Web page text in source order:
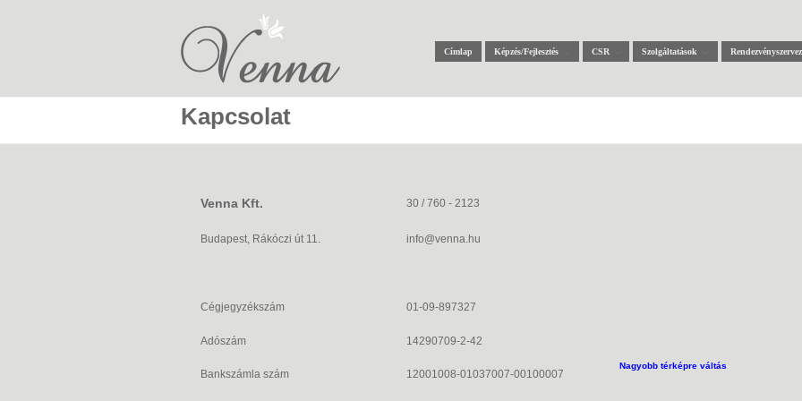
Címlap Képzés/Fejlesztés CSR Szolgáltatások
Kapcsolat
Venna Kft. 30 / 760 - 2123
Nagyobb térképre váltás
Budapest, Rákóczi út 11. info@venna.hu
Cégjegyzékszám 01-09-897327
Adószám 14290709-2-42
Bankszámla szám 12001008-01037007-00100007